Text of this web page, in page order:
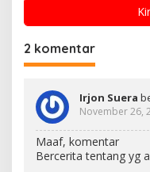
2 komentar
Irjon Suera
November 26,
Maaf, komentar
Bercerita tentang yg